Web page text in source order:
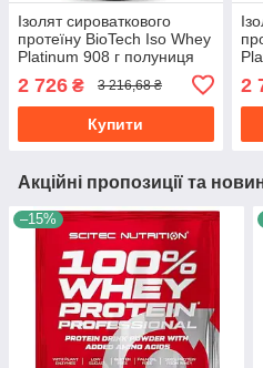
Ізолят сироваткового
протеїну BioTech Iso Whey
Platinum 908 г полуниця
2 726 ₴ 3 216,68 ₴
Купити
2
Акційні пропозиції та
–15%